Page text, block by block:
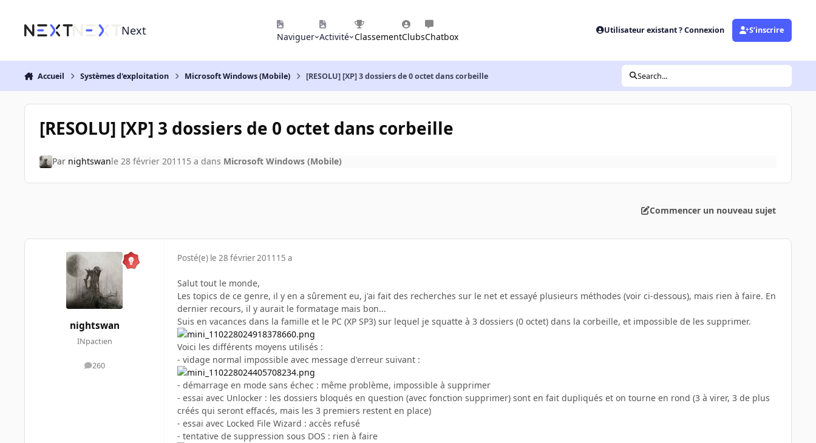
Next Naviguer Activité ClassementClubsChatbox
Utilisateur existant ? Connexion S’inscrire
Accueil Systèmes d'exploitation Microsoft Windows (Mobile) [RESOLU] [XP] 3 dossiers de 0 octet dans corbeille Search...
[RESOLU] [XP] 3 dossiers de 0 octet dans corbeille
Par nightswanle 28 février 2011 15 a dans Microsoft Windows (Mobile)
Commencer un nouveau sujet
nightswan
INpactien
260
messages
Posté(e) le 28 février 2011 15 a
Salut tout le monde,
Les topics de ce genre, il y en a sûrement eu, j'ai fait des recherches sur le net et essayé plusieurs méthodes (voir ci-dessous), mais rien à faire. En
dernier recours, il y aurait le formatage mais bon...
Suis en vacances dans la famille et le PC (XP SP3) sur lequel je squatte à 3 dossiers (0 octet) dans la corbeille, et impossible de les supprimer.
Voici les différents moyens utilisés :
- vidage normal impossible avec message d'erreur suivant :
- démarrage en mode sans échec : même problème, impossible à supprimer
- essai avec Unlocker : les dossiers bloqués en question (avec fonction supprimer) sont en fait dupliqués et on tourne en rond (3 à virer, 3 de plus
créés qui seront effacés, mais les 3 premiers restent en place)
- essai avec Locked File Wizard : accès refusé
- tentative de suppression sous DOS : rien à faire